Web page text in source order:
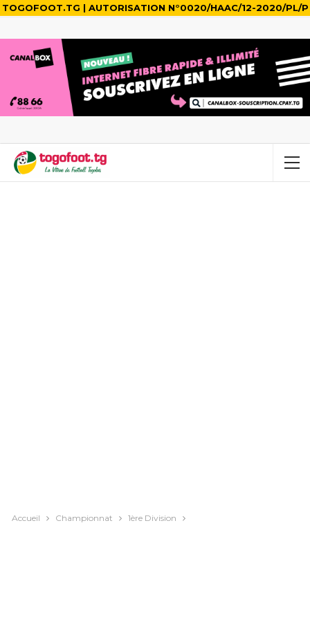
TOGOFOOT.TG | AUTORISATION N°0020/HAAC/12-2020/PL/P
Accueil Championnat 1ère Division